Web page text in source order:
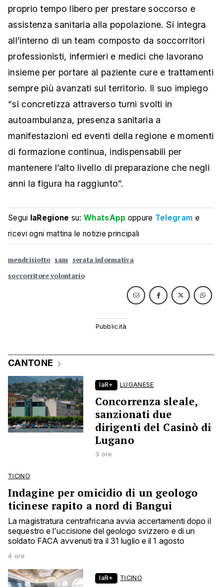
proprio tempo libero per prestare soccorso e
assistenza sanitaria alla popolazione. Si integra
all’interno di un team composto da soccorritori
professionisti, infermieri e medici che lavorano
insieme per portare al paziente cure e trattamenti
sempre più avanzati sul territorio. Il suo impiego
“si concretizza attraverso turni svolti in
autoambulanza, presenza sanitaria a
manifestazioni ed eventi della regione e momenti
di formazione continua, indispensabili per
mantenere l’alto livello di preparazione che negli
anni la figura ha raggiunto”.
Segui laRegione su:WhatsApp oppure Telegram e
ricevi ogni mattina le notizie principali
mendrisiotto sam serata informativa
soccorritore volontario
CANTONE
laR+ LUGANESE
Concorrenza sleale,
sanzionati due
dirigenti del Casinò di
Lugano
3 ore
TICINO
Indagine per omicidio di un geologo
ticinese rapito a nord di Bangui
La magistratura centrafricana avvia accertamenti dopo il
sequestro e l'uccisione del geologo svizzero e di un
soldato FACA avvenuti tra il 31 luglio e il 1 agosto
4 ore
laR+ TICINO